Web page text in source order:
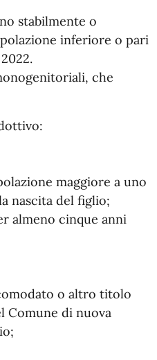
stabilmente o
inferiore o pari
che
maggiore a uno
nascita del figlio;
almeno cinque anni
o altro titolo
Comune di nuova